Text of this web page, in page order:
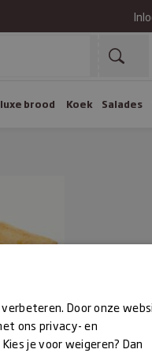
brood Koek Salades
Door onze
ons privacy- en
je voor weigeren? Dan